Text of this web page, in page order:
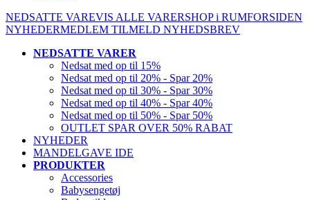
NEDSATTE VAREVIS ALLE VARERSHOP i RUMFORSIDEN
NYHEDERMEDLEM TILMELD NYHEDSBREV
NEDSATTE VARER
Nedsat med op til 15%
Nedsat med op til 20% - Spar 20%
Nedsat med op til 30% - Spar 30%
Nedsat med op til 40% - Spar 40%
Nedsat med op til 50% - Spar 50%
OUTLET SPAR OVER 50% RABAT
NYHEDER
MANDELGAVE IDE
PRODUKTER
Accessories
Babysengetøj